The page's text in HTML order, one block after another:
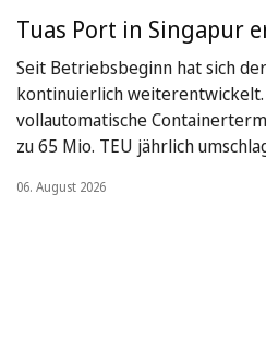
Tuas Port in Singapur
Seit Betriebsbeginn hat sich
kontinuierlich
vollautomatische
zu 65 Mio. TEU jährlich
06. August 2026